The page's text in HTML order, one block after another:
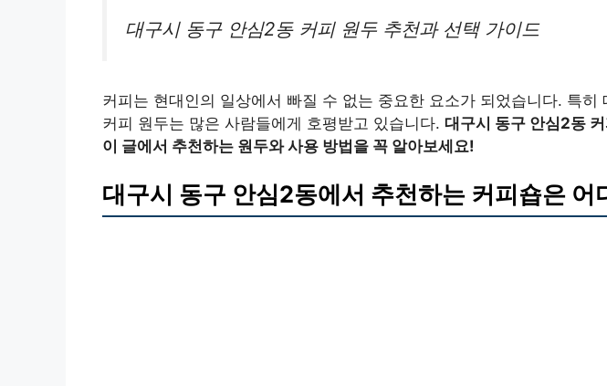
대구시 동구 안심2동 커피 원두 추천과 선택 가이드
커피는 현대인의 일상에서 빠질 수 없는 중요한 요소가 되었습니다. 특히
커피 원두는 많은 사람들에게 호평받고 있습니다. 대구시 동구 안심2동
이 글에서 추천하는 원두와 사용 방법을 꼭 알아보세요!
대구시 동구 안심2동에서 추천하는 커피숍은 어